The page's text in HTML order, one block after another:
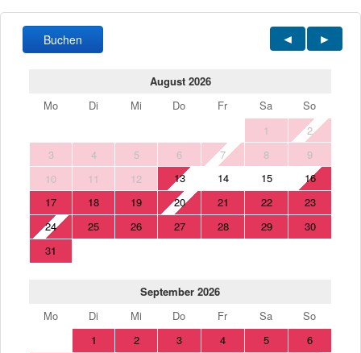
Buchen
August 2026
Mo
Di Mi Do Fr Sa
So
1
2
3
4 5 6 7 8
9
10
11 12 13 14 15
16
17
18 19 20 21 22
23
24
25 26 27 28 29
30
31
September 2026
Mo
Di Mi Do Fr Sa
So
1
2 3 4 5
6